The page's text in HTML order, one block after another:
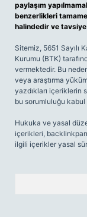
paylaşım
benzerlikleri
halindedir ve
Sitemiz, 5651 Sayılı
Kurumu (BTK)
vermektedir. Bu
veya araştırma
yazdıkları içeriklerin
bu sorumluluğu kabul
Hukuka ve yasal
içerikleri,
ilgili içerikler yasal